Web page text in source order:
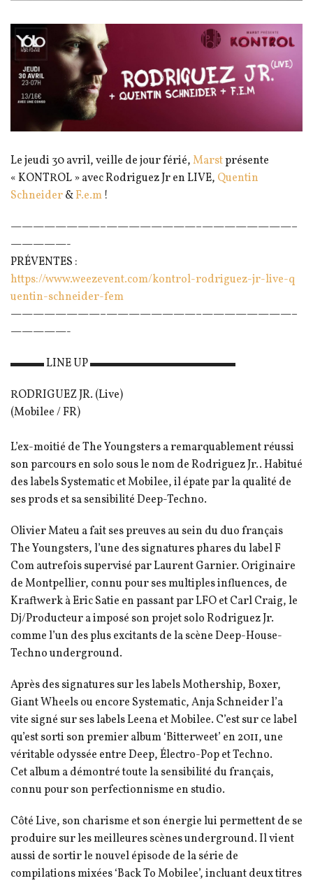
Le jeudi 30 avril, veille de jour férié,Marstprésente
« KONTROL » avec Rodriguez Jr en LIVE, Quentin
Schneider&F.e.m !
————————–————————–————————–
—————-
PRÉVENTES :
https://www.weezevent.com/kontrol-rodriguez-jr-live-q
uentin-schneider-fem
————————–————————–————————–
—————-
▬▬▬ LINE UP ▬▬▬▬▬▬▬▬▬▬▬▬▬
RODRIGUEZ JR. (Live)
(Mobilee / FR)
L’ex-moitié de The Youngsters a remarquablement réussi
son parcours en solo sous le nom de Rodriguez Jr.. Habitué
des labels Systematic et Mobilee, il épate par la qualité de
ses prods et sa sensibilité Deep-Techno.
Olivier Mateu a fait ses preuves au sein du duo français
The Youngsters, l’une des signatures phares du label F
Com autrefois supervisé par Laurent Garnier. Originaire
de Montpellier, connu pour ses multiples influences, de
Kraftwerk à Eric Satie en passant par LFO et Carl Craig, le
Dj/Producteur a imposé son projet solo Rodriguez Jr.
comme l’un des plus excitants de la scène Deep-House-
Techno underground.
Après des signatures sur les labels Mothership, Boxer,
Giant Wheels ou encore Systematic, Anja Schneider l’a
vite signé sur ses labels Leena et Mobilee. C’est sur ce label
qu’est sorti son premier album ‘Bitterweet’ en 2011, une
véritable odyssée entre Deep, Électro-Pop et Techno.
Cet album a démontré toute la sensibilité du français,
connu pour son perfectionnisme en studio.
Côté Live, son charisme et son énergie lui permettent de se
produire sur les meilleures scènes underground. Il vient
aussi de sortir le nouvel épisode de la série de
compilations mixées ‘Back To Mobilee’, incluant deux titres